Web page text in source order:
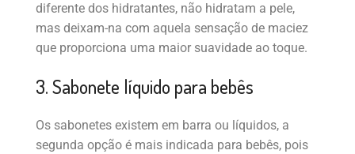
diferente dos hidratantes, não hidratam a pele,
mas deixam-na com aquela sensação de maciez
que proporciona uma maior suavidade ao toque.
3. Sabonete líquido para bebês
Os sabonetes existem em barra ou líquidos, a
segunda opção é mais indicada para bebês, pois